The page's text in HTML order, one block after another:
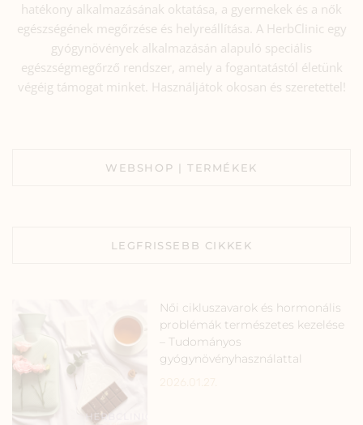
hatékony alkalmazásának oktatása, a gyermekek és a nők
egészségének megőrzése és helyreállítása. A HerbClinic egy
gyógynövények alkalmazásán alapuló speciális
egészségmegőrző rendszer, amely a fogantatástól életünk
végéig támogat minket. Használjátok okosan és szeretettel!
WEBSHOP | TERMÉKEK
LEGFRISSEBB CIKKEK
Női cikluszavarok és hormonális
problémák természetes kezelése
– Tudományos
gyógynövényhasználattal